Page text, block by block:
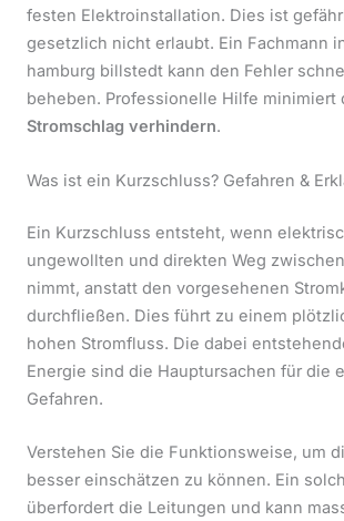
festen Elektroinstallation. Dies ist
gesetzlich nicht erlaubt. Ein Fachmann
hamburg billstedt kann den Fehler
beheben. Professionelle Hilfe minimiert
Stromschlag verhindern.
Was ist ein Kurzschluss? Gefahren &
Ein Kurzschluss entsteht, wenn
ungewollten und direkten Weg
nimmt, anstatt den vorgesehenen
durchfließen. Dies führt zu einem
hohen Stromfluss. Die dabei
Energie sind die Hauptursachen für die
Gefahren.
Verstehen Sie die Funktionsweise, um
besser einschätzen zu können. Ein
überfordert die Leitungen und kann